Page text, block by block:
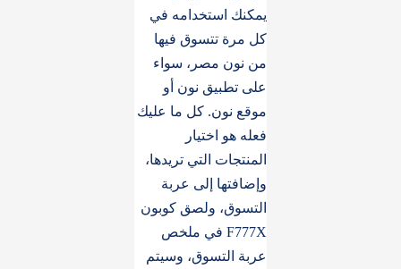
يمكنك استخدامه في
كل مرة تتسوق فيها
من نون مصر، سواء
على تطبيق نون أو
موقع نون. كل ما عليك
فعله هو اختيار
المنتجات التي تريدها،
وإضافتها إلى عربة
التسوق، ولصق كوبون
F777X في ملخص
عربة التسوق، وسيتم